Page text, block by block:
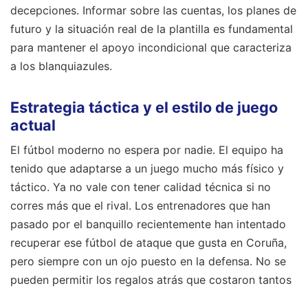
decepciones. Informar sobre las cuentas, los planes de
futuro y la situación real de la plantilla es fundamental
para mantener el apoyo incondicional que caracteriza
a los blanquiazules.
Estrategia táctica y el estilo de juego
actual
El fútbol moderno no espera por nadie. El equipo ha
tenido que adaptarse a un juego mucho más físico y
táctico. Ya no vale con tener calidad técnica si no
corres más que el rival. Los entrenadores que han
pasado por el banquillo recientemente han intentado
recuperar ese fútbol de ataque que gusta en Coruña,
pero siempre con un ojo puesto en la defensa. No se
pueden permitir los regalos atrás que costaron tantos